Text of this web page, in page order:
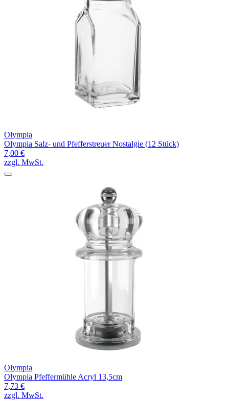
Olympia
Olympia Salz- und Pfefferstreuer Nostalgie (12 Stück)
7,00 €
zzgl. MwSt.
Olympia
Olympia Pfeffermühle Acryl 13,5cm
7,73 €
zzgl. MwSt.